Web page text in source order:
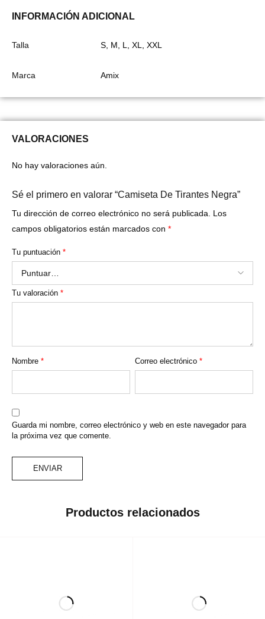
INFORMACIÓN ADICIONAL
Talla S, M, L, XL, XXL
Marca Amix
VALORACIONES
No hay valoraciones aún.
Sé el primero en valorar “Camiseta De Tirantes Negra”
Tu dirección de correo electrónico no será publicada.
Los
campos obligatorios están marcados con *
Tu puntuación *
Tu valoración *
Nombre * Correo electrónico*
Guarda mi nombre, correo electrónico y web en este navegador para
la próxima vez que comente.
Productos relacionados